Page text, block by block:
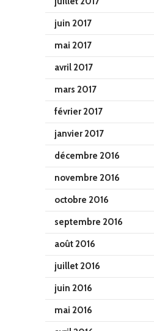
juin 2017
mai 2017
avril 2017
mars 2017
février 2017
janvier 2017
décembre 2016
novembre 2016
octobre 2016
septembre 2016
août 2016
juillet 2016
juin 2016
mai 2016